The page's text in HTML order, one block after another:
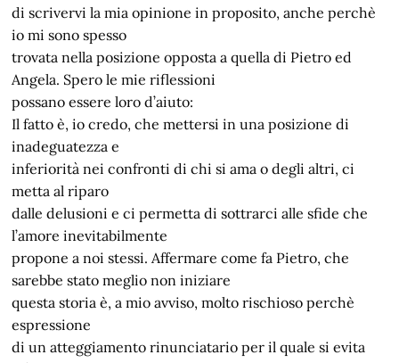
di scrivervi la mia opinione in proposito, anche perchè
io mi sono spesso
trovata nella posizione opposta a quella di Pietro ed
Angela. Spero le mie riflessioni
possano essere loro d’aiuto:
Il fatto è, io credo, che mettersi in una posizione di
inadeguatezza e
inferiorità nei confronti di chi si ama o degli altri, ci
metta al riparo
dalle delusioni e ci permetta di sottrarci alle sfide che
l’amore inevitabilmente
propone a noi stessi. Affermare come fa Pietro, che
sarebbe stato meglio non iniziare
questa storia è, a mio avviso, molto rischioso perchè
espressione
di un atteggiamento rinunciatario per il quale si evita